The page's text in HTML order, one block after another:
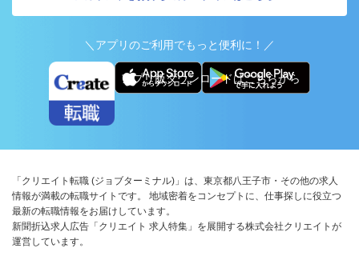
＼アプリのご利用でもっと便利に！／
アプリ版ダウンロードはこちらから
「クリエイト転職 (ジョブターミナル)」は、東京都八王子市・その他の求人
情報が満載の転職サイトです。 地域密着をコンセプトに、仕事探しに役立つ
最新の転職情報をお届けしています。
新聞折込求人広告「クリエイト 求人特集」を展開する株式会社クリエイトが
運営しています。